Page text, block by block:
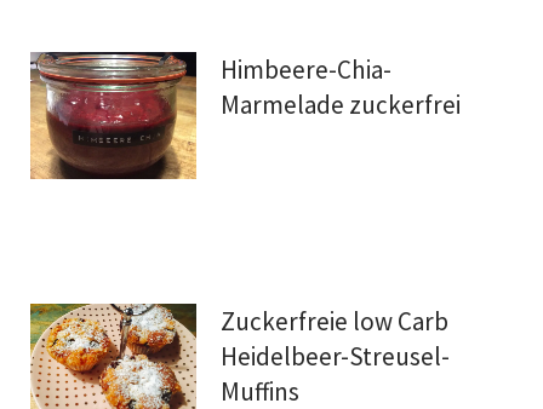
Himbeere-Chia-
Marmelade zuckerfrei
Zuckerfreie low Carb
Heidelbeer-Streusel-
Muffins